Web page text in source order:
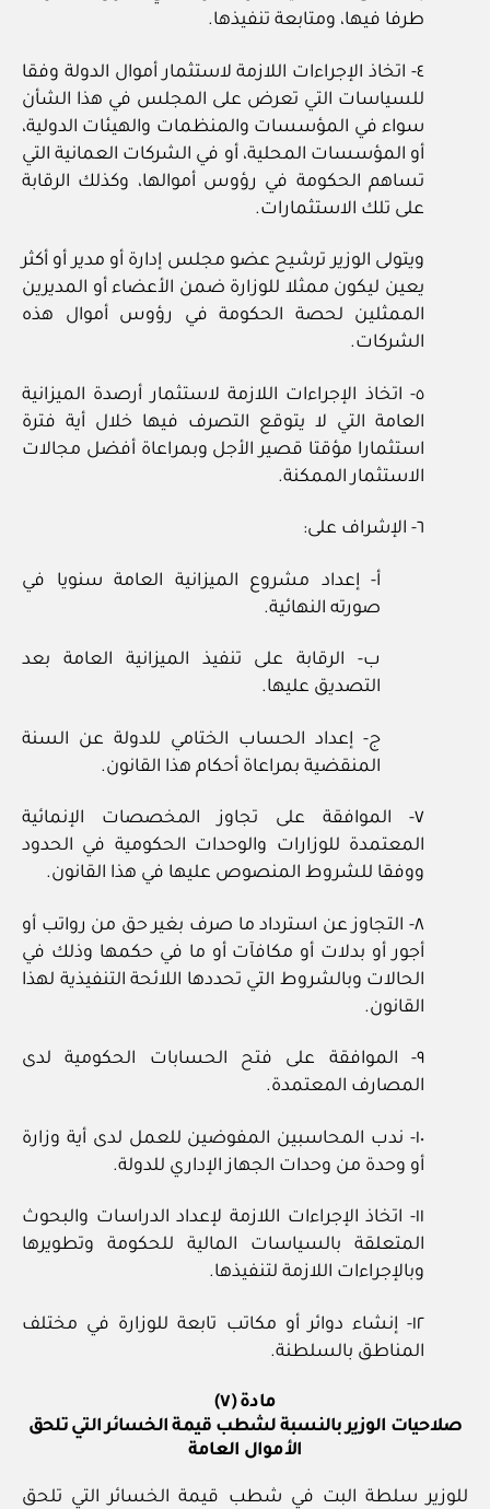
طرفا فيها، ومتابعة تنفيذها.
٤- اتخاذ الإجراءات اللازمة لاستثمار أموال الدولة وفقا
للسياسات التي تعرض على المجلس في هذا الشأن
سواء في المؤسسات والمنظمات والهيئات الدولية،
أو المؤسسات المحلية، أو في الشركات العمانية التي
تساهم الحكومة في رؤوس أموالها، وكذلك الرقابة
على تلك الاستثمارات.
ويتولى الوزير ترشيح عضو مجلس إدارة أو مدير أو أكثر
يعين ليكون ممثلا للوزارة ضمن الأعضاء أو المديرين
الممثلين لحصة الحكومة في رؤوس أموال هذه
الشركات.
٥- اتخاذ الإجراءات اللازمة لاستثمار أرصدة الميزانية
العامة التي لا يتوقع التصرف فيها خلال أية فترة
استثمارا مؤقتا قصير الأجل وبمراعاة أفضل مجالات
الاستثمار الممكنة.
٦- الإشراف على:
أ- إعداد مشروع الميزانية العامة سنويا في
صورته النهائية.
ب- الرقابة على تنفيذ الميزانية العامة بعد
التصديق عليها.
ج- إعداد الحساب الختامي للدولة عن السنة
المنقضية بمراعاة أحكام هذا القانون.
٧- الموافقة على تجاوز المخصصات الإنمائية
المعتمدة للوزارات والوحدات الحكومية في الحدود
ووفقا للشروط المنصوص عليها في هذا القانون.
٨- التجاوز عن استرداد ما صرف بغير حق من رواتب أو
أجور أو بدلات أو مكافآت أو ما في حكمها وذلك في
الحالات وبالشروط التي تحددها اللائحة التنفيذية لهذا
القانون.
٩- الموافقة على فتح الحسابات الحكومية لدى
المصارف المعتمدة.
١٠- ندب المحاسبين المفوضين للعمل لدى أية وزارة
أو وحدة من وحدات الجهاز الإداري للدولة.
١١- اتخاذ الإجراءات اللازمة لإعداد الدراسات والبحوث
المتعلقة بالسياسات المالية للحكومة وتطويرها
وبالإجراءات اللازمة لتنفيذها.
١٢- إنشاء دوائر أو مكاتب تابعة للوزارة في مختلف
المناطق بالسلطنة.
مادة (٧)
صلاحيات الوزير بالنسبة لشطب قيمة الخسائر التي تلحق
الأموال العامة
للوزير سلطة البت في شطب قيمة الخسائر التي تلحق